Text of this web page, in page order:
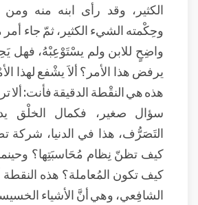
الكثير، وقد رأى ابنه منه
وحِكْمته الشيء الكثير، ثمّ جاء أمر
واضِحٍ للابن ولم يسْتَوْعِبْهُ، فهل
يرفض هذا الأمر؟ ألاَ يشْفع لهذا
هذه هي النقْطة الدقيقة فأنت: ألا
سؤال صغير، فكمال الخلْق
التَصَرُّف، هذا في الدنيا، شركة
كيف تظنّ نِظام مُحَاسبَتِها؟
كيف تكون المُعاملة؟ هذه النقطة
الشافِعي، وهي أنَّ الأشياء